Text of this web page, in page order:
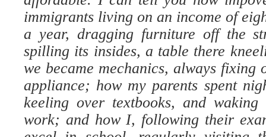
immigrants living on an income of
a year, dragging furniture off the
spilling its insides, a table there
we became mechanics, always fixing
appliance; how my parents spent
keeling over textbooks, and
work; and how I, following their